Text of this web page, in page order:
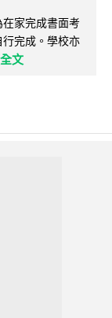
家完成書面考
完成。學校亦
文